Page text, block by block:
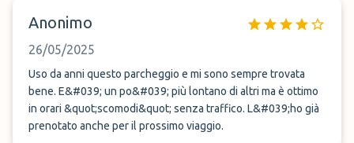
Anonimo
26/05/2025
Uso da anni questo parcheggio e mi sono sempre trovata
bene. E&#039; un po&#039; più lontano di altri ma è ottimo
in orari &quot;scomodi&quot; senza traffico. L&#039;ho già
prenotato anche per il prossimo viaggio.